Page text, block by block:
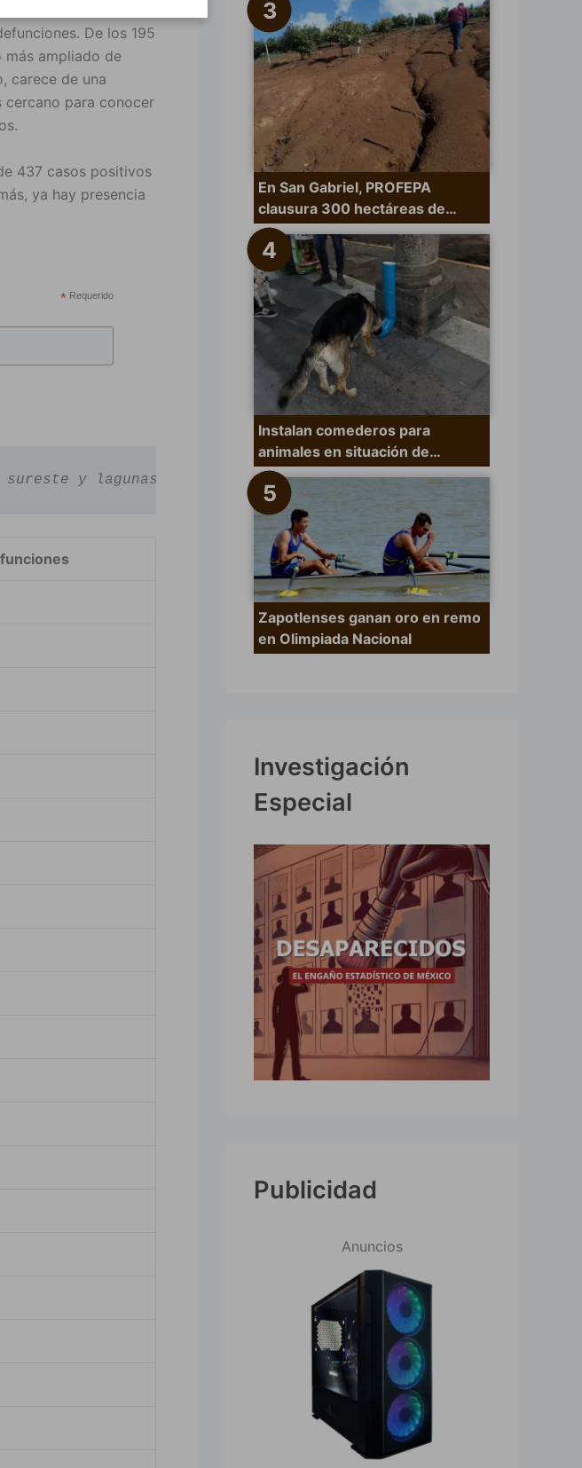
la Zona
De los 195
más ampliado de
carece de una
para conocer
437 casos positivos
ya hay presencia
* Requerido
sureste y lagunas ya que no coincide la regionalización
En San Gabriel, PROFEPA
clausura 300 hectáreas de…
Instalan comederos para
animales en situación de…
Zapotlenses ganan oro en remo
en Olimpiada Nacional
Investigación
Especial
Publicidad
Anuncios